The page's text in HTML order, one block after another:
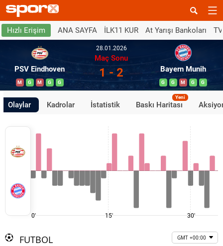
Hızlı Erişim ANA SAYFA İLK11 KUR At Yarışı Bankoları
PSV Eindhoven
M G M G G
28.01.2026
Maç Sonu
1 - 2 Bayern Munih
G G M G G
Olaylar Kadrolar İstatistik Baskı Haritası
Yeni
0' 15' 30'
FUTBOL GMT +00:00